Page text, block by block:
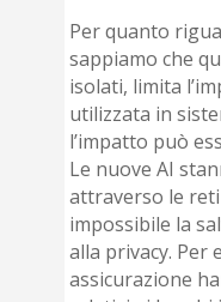
Per quanto
sappiamo che
isolati, limita
utilizzata in
l’impatto può
Le nuove AI
attraverso le
impossibile la
alla privacy. Per
assicurazione